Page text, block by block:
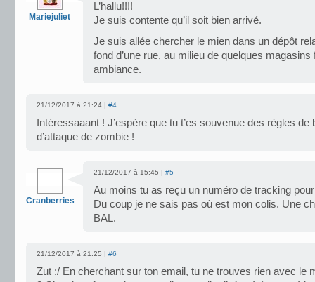
Mariejuliet
L’hallu!!!!
Je suis contente qu’il soit bien arrivé.
Je suis allée chercher le mien dans un dépôt
fond d’une rue, au milieu de quelques
ambiance.
21/12/2017 à 21:24 | #4
Intéressaaant ! J’espère que tu t’es souvenue des règles de
d’attaque de zombie !
Cranberries
21/12/2017 à 15:45 | #5
Au moins tu as reçu un numéro de tracking
Du coup je ne sais pas où est mon colis. Une
BAL.
21/12/2017 à 21:25 | #6
Zut :/ En cherchant sur ton email, tu ne trouves rien avec le